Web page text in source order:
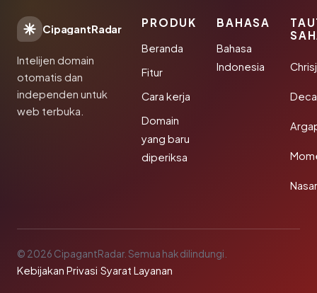
CipagantRadar
Intelijen domain
otomatis dan
independen untuk
web terbuka.
PRODUK
Beranda
Fitur
Cara kerja
Domain
yang baru
diperiksa
BAHASA
Bahasa
Indonesia
© 2026 CipagantRadar. Semua hak dilindungi.
Kebijakan Privasi·Syarat Layanan